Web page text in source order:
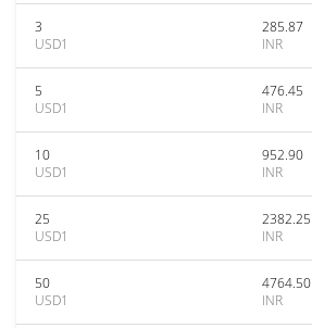
3
USD1
285.87
INR
5
USD1
476.45
INR
10
USD1
952.90
INR
25
USD1
2382.25
INR
50
USD1
4764.50
INR